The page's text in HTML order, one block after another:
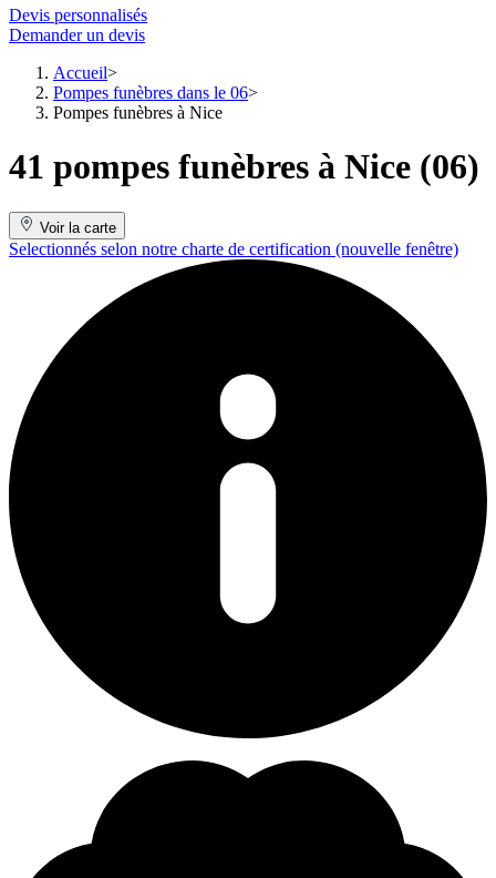
Devis personnalisés
Demander un devis
Accueil
Pompes funèbres dans le 06
Pompes funèbres à Nice
41 pompes funèbres à Nice (06)
Voir la carte
Selectionnés selon notre charte de certification (nouvelle fenêtre)